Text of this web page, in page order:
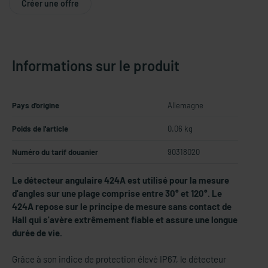
Créer une offre
Informations sur le produit
Pays d'origine Allemagne
Poids de l'article 0.06 kg
Numéro du tarif douanier 90318020
Le détecteur angulaire 424A est utilisé pour la mesure
d'angles sur une plage comprise entre 30° et 120°. Le
424A repose sur le principe de mesure sans contact de
Hall qui s'avère extrêmement fiable et assure une longue
durée de vie.
Grâce à son indice de protection élevé IP67, le détecteur